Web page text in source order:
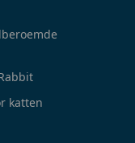
katten